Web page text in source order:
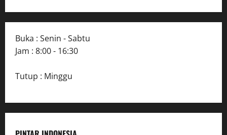
Buka : Senin - Sabtu
Jam : 8:00 - 16:30
Tutup : Minggu